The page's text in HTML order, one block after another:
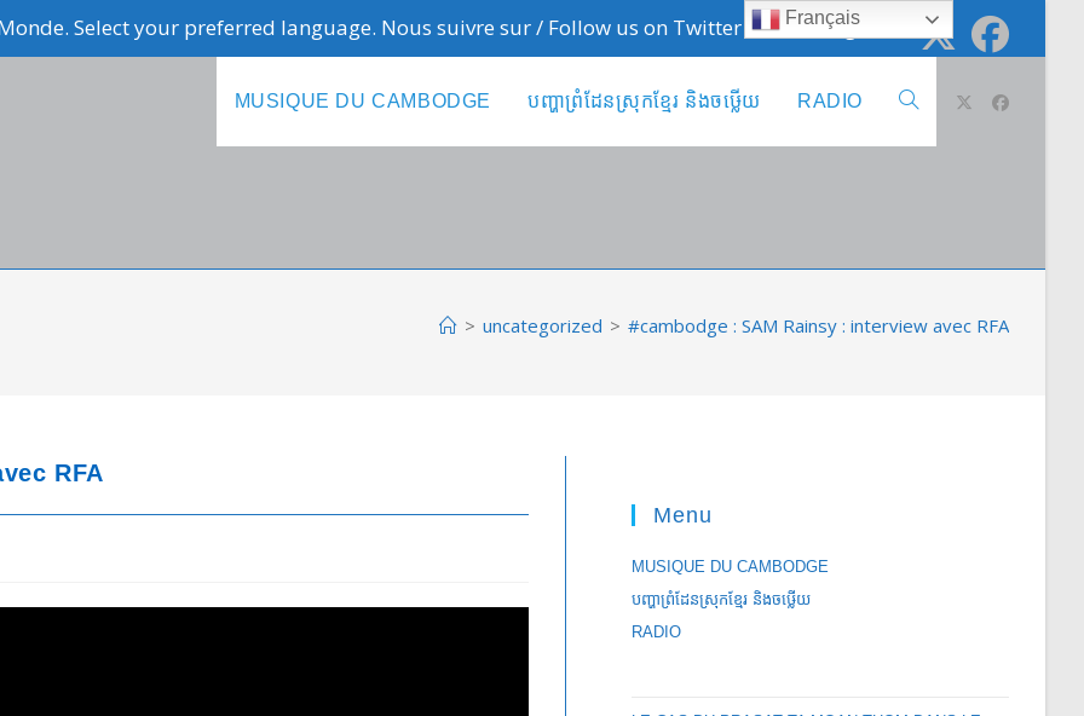
Select your preferred language. Nous suivre sur / Follow us on Twitter @cambodge_info
MUSIQUE DU CAMBODGE បញ្ហាព្រំដែនស្រុកខ្មែរ និងចឞ្លើយ RADIO Toggle
> uncategorized > #cambodge : SAM Rainsy : interview avec RFA
RFA
Menu
MUSIQUE DU CAMBODGE
បញ្ហាព្រំដែនស្រុកខ្មែរ និងចឞ្លើយ
RADIO
Français